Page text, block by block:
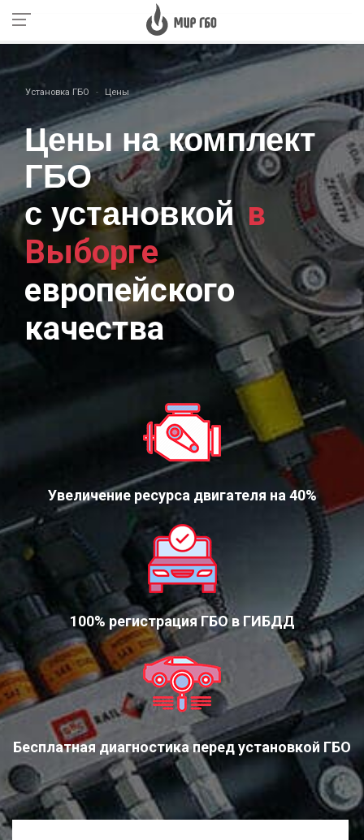
Установка ГБО Цены
Цены на комплект
ГБО
с установкой в
Выборге
европейского
качества
Увеличение ресурса двигателя на 40%
100% регистрация ГБО в ГИБДД
Бесплатная диагностика перед установкой ГБО